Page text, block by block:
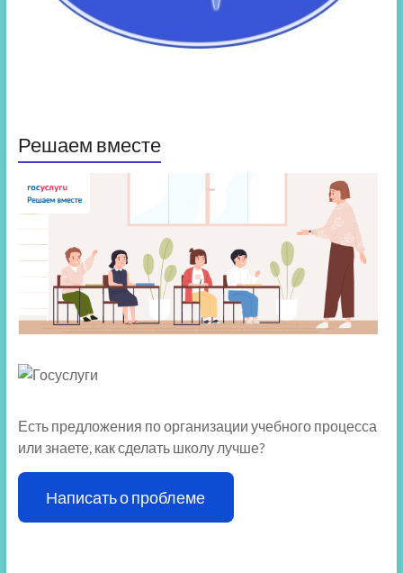
Решаем вместе
Есть предложения по организации учебного процесса
или знаете, как сделать школу лучше?
Написать о проблеме